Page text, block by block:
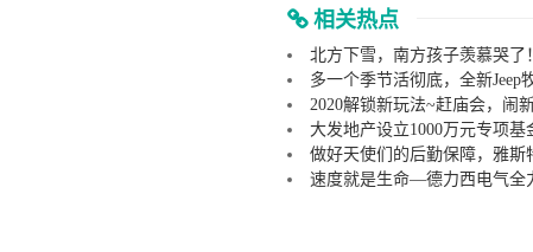
相关热点
北方下雪，南方孩子羡慕哭了！
多一个季节活彻底，全新Jeep
2020解锁新玩法~赶庙会，闹
大发地产设立1000万元专项
做好天使们的后勤保障，雅斯
速度就是生命—德力西电气全